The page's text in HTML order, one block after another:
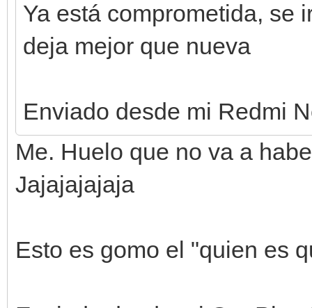
Ya está comprometida, se
deja mejor que nueva
Enviado desde mi Redmi
Me. Huelo que no va a
Jajajajajaja
Esto es gomo el "quien es